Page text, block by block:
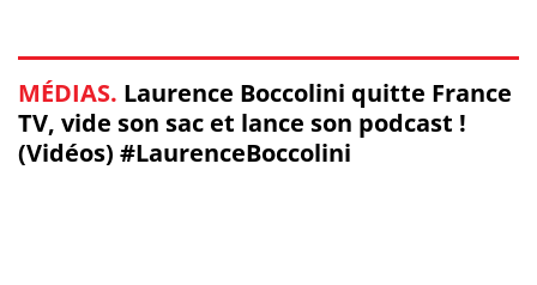
MÉDIAS. Laurence Boccolini quitte France
TV, vide son sac et lance son podcast !
(Vidéos) #LaurenceBoccolini